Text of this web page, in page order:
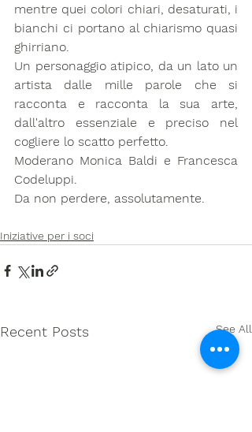
mentre quei colori chiari, desaturati, i
bianchi ci portano al chiarismo quasi
ghirriano.
Un personaggio atipico, da un lato un
artista dalle mille parole che si
racconta e racconta la sua arte,
dall'altro essenziale e preciso nel
cogliere lo scatto perfetto.
Moderano Monica Baldi e Francesca
Codeluppi.
Da non perdere, assolutamente.
Iniziative per i soci
Recent Posts See All